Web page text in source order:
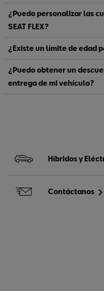
¿Puedo personalizar las
SEAT FLEX?
¿Existe un límite de edad
¿Puedo obtener un
entrega de mi vehículo?
Híbridos y
Contáctanos